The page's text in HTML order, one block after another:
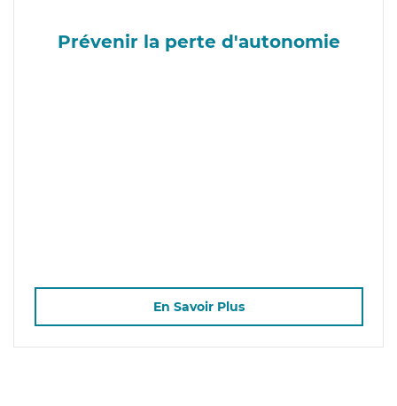
Prévenir la perte d'autonomie
En Savoir Plus